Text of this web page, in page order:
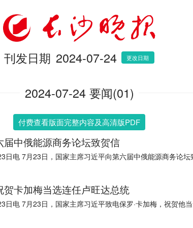
刊发日期 2024-07-24 更改日期
2024-07-24 要闻(01)
付费查看版面完整内容及高清版PDF
届中俄能源商务论坛致贺信
日电 7月23日，国家主席习近平向第六届中俄能源商务论坛
贺卡加梅当选连任卢旺达总统
，祝贺他当选连任卢